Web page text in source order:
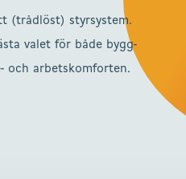
(trådlöst) styrsystem.
valet för både bygg-
och arbetskomforten.